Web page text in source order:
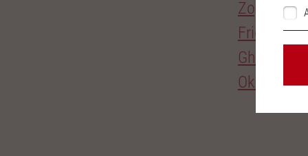
Zophia
Frida
Ghost
Okira